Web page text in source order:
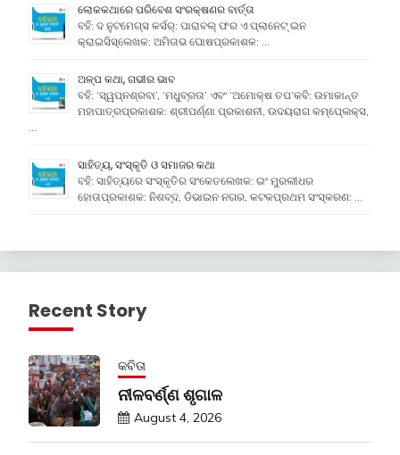
ଲୋକକଥାରେ ପରିବେଶ ସଂରକ୍ଷଣର ବାର୍ତ୍ତା
ବହି: ଦ ନୁଟମେଗ୍ସ କର୍ସର୍: ପାରାବଲ୍ ଫର ଏ ପ୍ଲାନେଟ୍ ଇନ
କ୍ରାଇସିସ୍ଲେଖକ: ଅମିତାଭ ଘୋଷପ୍ରକାଶକ: …
ଅଳ୍ପ କଥା, ଗଭୀର ଭାବ
ବହି: ‘ସ୍ୱପ୍ନଶ୍ରବା’, ‘ମଧୁବ୍ରତା’ ଏବଂ ‘ଅମୋକ୍ଷ ତପ’କବି: ଉମାକାନ୍ତ
ମହାପାତ୍ରପ୍ରକାଶକ: ଶ୍ରୀପର୍ଣ୍ଣା ପ୍ରକାଶନୀ, ଉଦୟରାଗ କମ୍ପେ୍ଲକ୍ସ,
ସାହିତ୍ୟ, ସଂସ୍କୃତି ଓ ସମାଜର କଥା
ବହି: ସାହିତ୍ୟରେ ସଂସ୍କୃତିର ସଂକେତଲେଖକ: ଇଂ ମୁରଲୀଧର
ହୋତାପ୍ରକାଶକ: ନିଶବ୍ଦ, ଡିଭାଇନ ନଗର, କଟକପ୍ରଥମ ସଂସ୍କରଣ: …
Recent Story
କବିତା
ନୀଳବର୍ଣ୍ଣ ଶୃଗାଳ
August 4, 2026